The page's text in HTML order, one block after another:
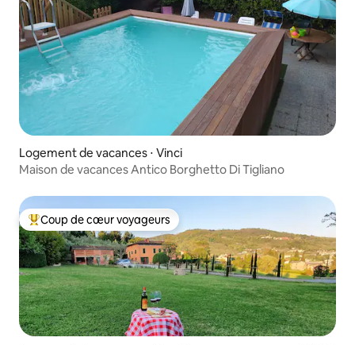
Logement de vacances ⋅ Vinci
Maison de vacances Antico Borghetto Di Tigliano
Coups de cœur voyageurs les plus appréciés
Coup de cœur voyageurs